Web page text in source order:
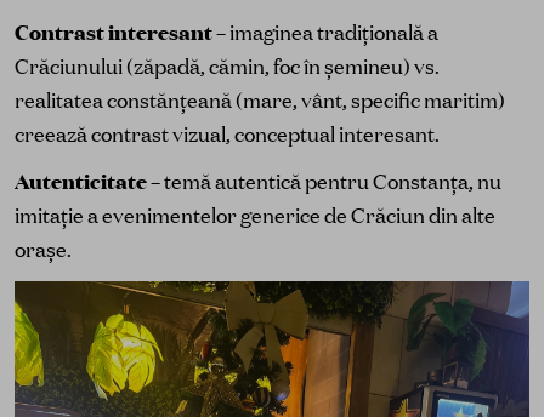
Contrast interesant– imaginea tradițională a
Crăciunului (zăpadă, cămin, foc în șemineu) vs.
realitatea constănțeană (mare, vânt, specific maritim)
creează contrast vizual, conceptual interesant.
Autenticitate– temă autentică pentru Constanța, nu
imitație a evenimentelor generice de Crăciun din alte
orașe.